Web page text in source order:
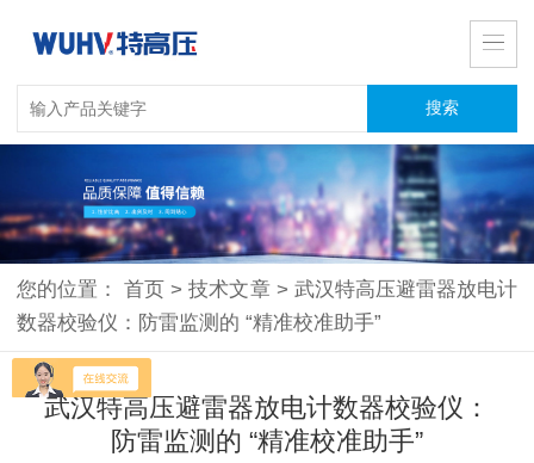
您的位置：首页 > 技术文章 > 武汉特高压避雷器放电计
数器校验仪：防雷监测的 “精准校准助手”
武汉特高压避雷器放电计数器校验仪：
防雷监测的 “精准校准助手”